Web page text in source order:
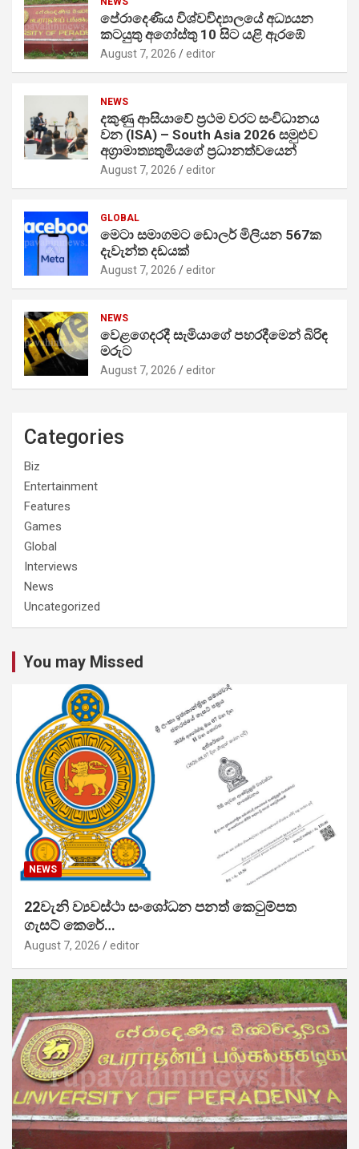
පේරාදෙණිය විශ්වවිද්‍යාලයේ අධ්‍යයන
කටයුතු අගෝස්තු 10 සිට යළි ඇරඹේ
August 7, 2026 editor
NEWS
දකුණු ආසියාවේ ප්‍රථම වරට සංවිධානය
වන (ISA) – South Asia 2026 සමුළුව
අග්‍රාමාත්‍යතුමියගේ ප්‍රධානත්වයෙන්
August 7, 2026 editor
GLOBAL
මෙටා සමාගමට ඩොලර් මිලියන 567ක
දැවැන්ත දඩයක්
August 7, 2026 editor
NEWS
වෙළගෙදරදී සැමියාගේ පහරදීමෙන් බිරිඳ
මරුට
August 7, 2026 editor
Categories
Biz
Entertainment
Features
Games
Global
Interviews
News
Uncategorized
You may Missed
NEWS
22වැනි ව්‍යවස්ථා සංශෝධන පනත් කෙටුම්පත
ගැසට් කෙරේ…
August 7, 2026 editor